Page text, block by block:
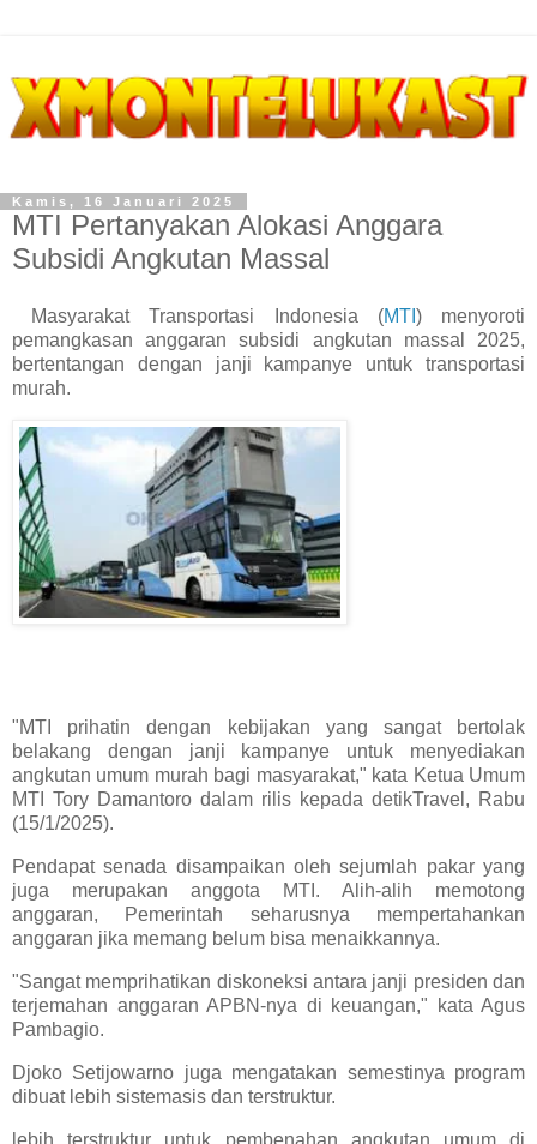
Kamis, 16 Januari 2025
MTI Pertanyakan Alokasi Anggara
Subsidi Angkutan Massal
Masyarakat Transportasi Indonesia (MTI ) menyoroti
pemangkasan anggaran subsidi angkutan massal 2025,
bertentangan dengan janji kampanye untuk transportasi
murah.
"MTI prihatin dengan kebijakan yang sangat bertolak
belakang dengan janji kampanye untuk menyediakan
angkutan umum murah bagi masyarakat," kata Ketua Umum
MTI Tory Damantoro dalam rilis kepada detikTravel, Rabu
(15/1/2025).
Pendapat senada disampaikan oleh sejumlah pakar yang
juga merupakan anggota MTI. Alih-alih memotong
anggaran, Pemerintah seharusnya mempertahankan
anggaran jika memang belum bisa menaikkannya.
"Sangat memprihatikan diskoneksi antara janji presiden dan
terjemahan anggaran APBN-nya di keuangan," kata Agus
Pambagio.
Djoko Setijowarno juga mengatakan semestinya program
dibuat lebih sistemasis dan terstruktur.
lebih terstruktur untuk pembenahan angkutan umum di